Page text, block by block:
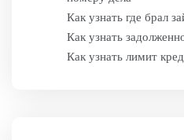
Как узнать где брал
Как узнать
Как узнать лимит